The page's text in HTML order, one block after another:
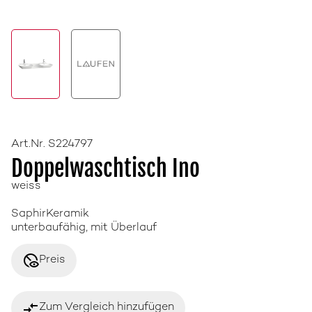
Art.Nr. S224797
Doppelwaschtisch Ino
weiss
SaphirKeramik
unterbaufähig, mit Überlauf
disabled_visiblePreis
compare_arrowsZum Vergleich hinzufügen